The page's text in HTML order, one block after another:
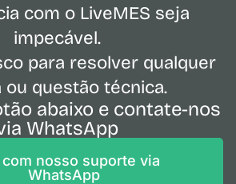
com o LiveMES seja
impecável.
para resolver qualquer
ou questão técnica.
abaixo e contate-nos
WhatsApp
com nosso suporte via
WhatsApp